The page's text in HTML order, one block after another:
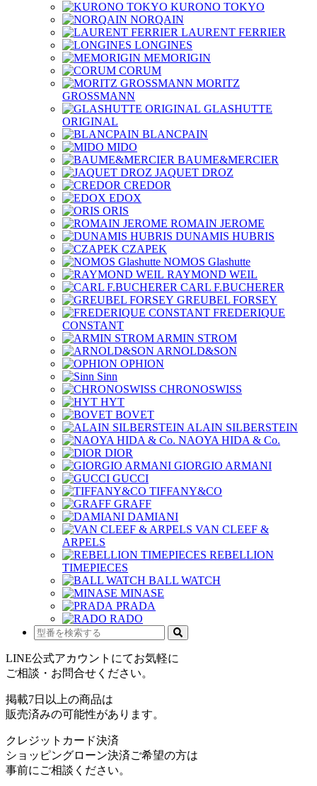
KURONO TOKYO
NORQAIN
LAURENT FERRIER
LONGINES
MEMORIGIN
CORUM
MORITZ
GROSSMANN
GLASHUTTE
ORIGINAL
BLANCPAIN
MIDO
BAUME&MERCIER
JAQUET DROZ
CREDOR
EDOX
ORIS
ROMAIN JEROME
DUNAMIS HUBRIS
CZAPEK
NOMOS Glashutte
RAYMOND WEIL
CARL F.BUCHERER
GREUBEL FORSEY
FREDERIQUE
CONSTANT
ARMIN STROM
ARNOLD&SON
OPHION
Sinn
CHRONOSWISS
HYT
BOVET
ALAIN SILBERSTEIN
NAOYA HIDA & Co.
DIOR
GIORGIO ARMANI
GUCCI
TIFFANY&CO
GRAFF
DAMIANI
VAN CLEEF &
ARPELS
REBELLION
TIMEPIECES
BALL WATCH
MINASE
PRADA
RADO
LINE公式アカウントにてお気軽に
ご相談・お問合せください。
掲載7日以上の商品は
販売済みの可能性があります。
クレジットカード決済
ショッピングローン決済ご希望の方は
事前にご相談ください。